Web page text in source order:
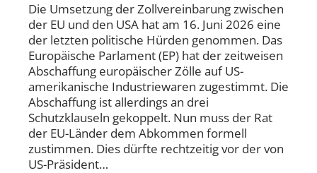
Die Umsetzung der Zollvereinbarung zwischen
der EU und den USA hat am 16. Juni 2026 eine
der letzten politische Hürden genommen. Das
Europäische Parlament (EP) hat der zeitweisen
Abschaffung europäischer Zölle auf US-
amerikanische Industriewaren zugestimmt. Die
Abschaffung ist allerdings an drei
Schutzklauseln gekoppelt. Nun muss der Rat
der EU-Länder dem Abkommen formell
zustimmen. Dies dürfte rechtzeitig vor der von
US-Präsident…